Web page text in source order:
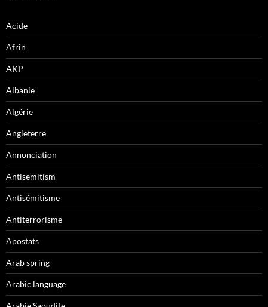
Acide
Afrin
AKP
Albanie
Algérie
Angleterre
Annonciation
Antisemitism
Antisémitisme
Antiterrorisme
Apostats
Arab spring
Arabic language